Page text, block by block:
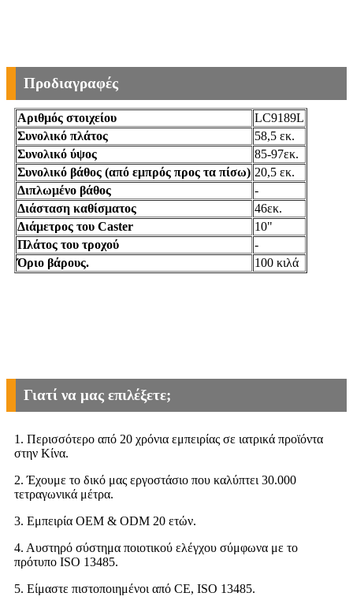
Προδιαγραφές
Αριθμός στοιχείου
LC9189L
Συνολικό πλάτος
58,5 εκ.
Συνολικό ύψος
85-97εκ.
Συνολικό βάθος (από εμπρός προς τα πίσω) 20,5 εκ.
Διπλωμένο βάθος
-
Διάσταση καθίσματος
46εκ.
Διάμετρος του Caster
10"
Πλάτος του τροχού
-
Όριο βάρους.
100 κιλά
Γιατί να μας επιλέξετε;
1. Περισσότερο από 20 χρόνια εμπειρίας σε ιατρικά προϊόντα
στην Κίνα.
2. Έχουμε το δικό μας εργοστάσιο που καλύπτει 30.000
τετραγωνικά μέτρα.
3. Εμπειρία OEM & ODM 20 ετών.
4. Αυστηρό σύστημα ποιοτικού ελέγχου σύμφωνα με το
πρότυπο ISO 13485.
5. Είμαστε πιστοποιημένοι από CE, ISO 13485.